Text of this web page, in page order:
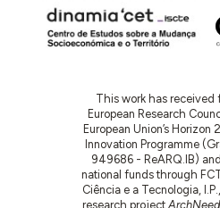
This work has
European Research
European Union’s
Innovation Programme
949686 - ReARQ.IB)
national funds through
Ciência e a Tecnologia,
research project